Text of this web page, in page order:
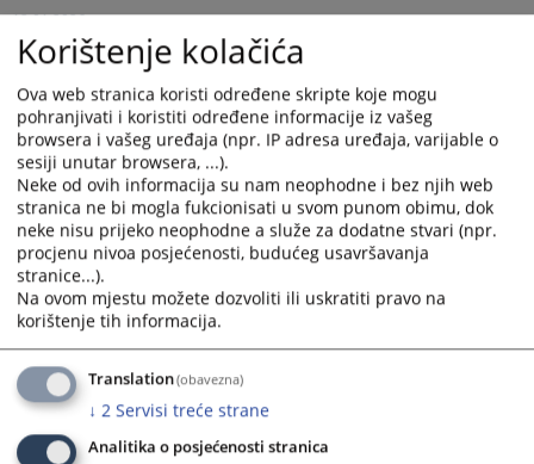
12.01.2026.
Anonimizirana Odluka PDK o obustavljanju postupka 11-07-6-
94-1-26
Prikazana vijest je na: Bosanski jezik
Prateći dokumenti
Anonimizirana Odluka PDK o obustavljanju postupka
11-07-6-94-1-26
148PREGLEDA
Korištenje kolačića
Ova web stranica koristi određene skripte koje mogu
pohranjivati i koristiti određene informacije iz vašeg
browsera i vašeg uređaja (npr. IP adresa uređaja, varijable o
sesiji unutar browsera, ...).
Neke od ovih informacija su nam neophodne i bez njih web
stranica ne bi mogla fukcionisati u svom punom obimu, dok
neke nisu prijeko neophodne a služe za dodatne stvari (npr.
procjenu nivoa posjećenosti, budućeg usavršavanja
stranice...).
Na ovom mjestu možete dozvoliti ili uskratiti pravo na
korištenje tih informacija.
Translation(obavezna)
↓ 2 Servisi treće strane
Analitika o posjećenosti stranica